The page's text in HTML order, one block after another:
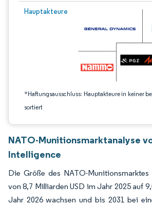
Hauptakteure
*Haftungsausschluss: Hauptakteure in keiner
sortiert
Bild © Mordor Intelligence. Wiederverwendung
NATO-Munitionsmarktanalyse
Intelligence
Die Größe des NATO-
von 8,7 Milliarden USD im Jahr 2025 auf
Jahr 2026 wachsen und bis 2031 bei